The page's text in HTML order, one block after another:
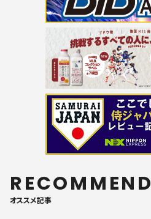
RECOMMEND
オススメ記事